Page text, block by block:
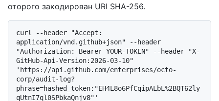
оторого закодирован URI SHA-256.
curl --header "Accept:
application/vnd.github+json" --header
"Authorization: Bearer YOUR-TOKEN" --header "X-
GitHub-Api-Version:2026-03-10"
'https://api.github.com/enterprises/octo-
corp/audit-log?
phrase=hashed_token:"EH4L8o6PfCqipALbL%2BQT62ly